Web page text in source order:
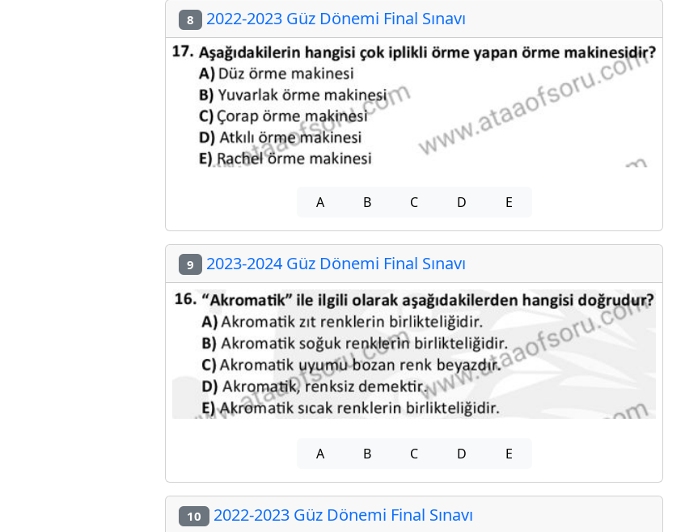
8 2022-2023 Güz Dönemi Final Sınavı
A B C D E
9 2023-2024 Güz Dönemi Final Sınavı
A B C D E
10 2022-2023 Güz Dönemi Final Sınavı